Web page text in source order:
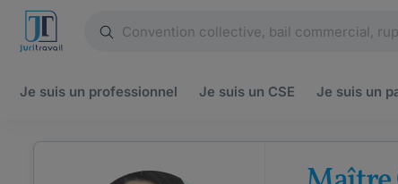
Je suis un professionnel Je suis un CSE Je suis un